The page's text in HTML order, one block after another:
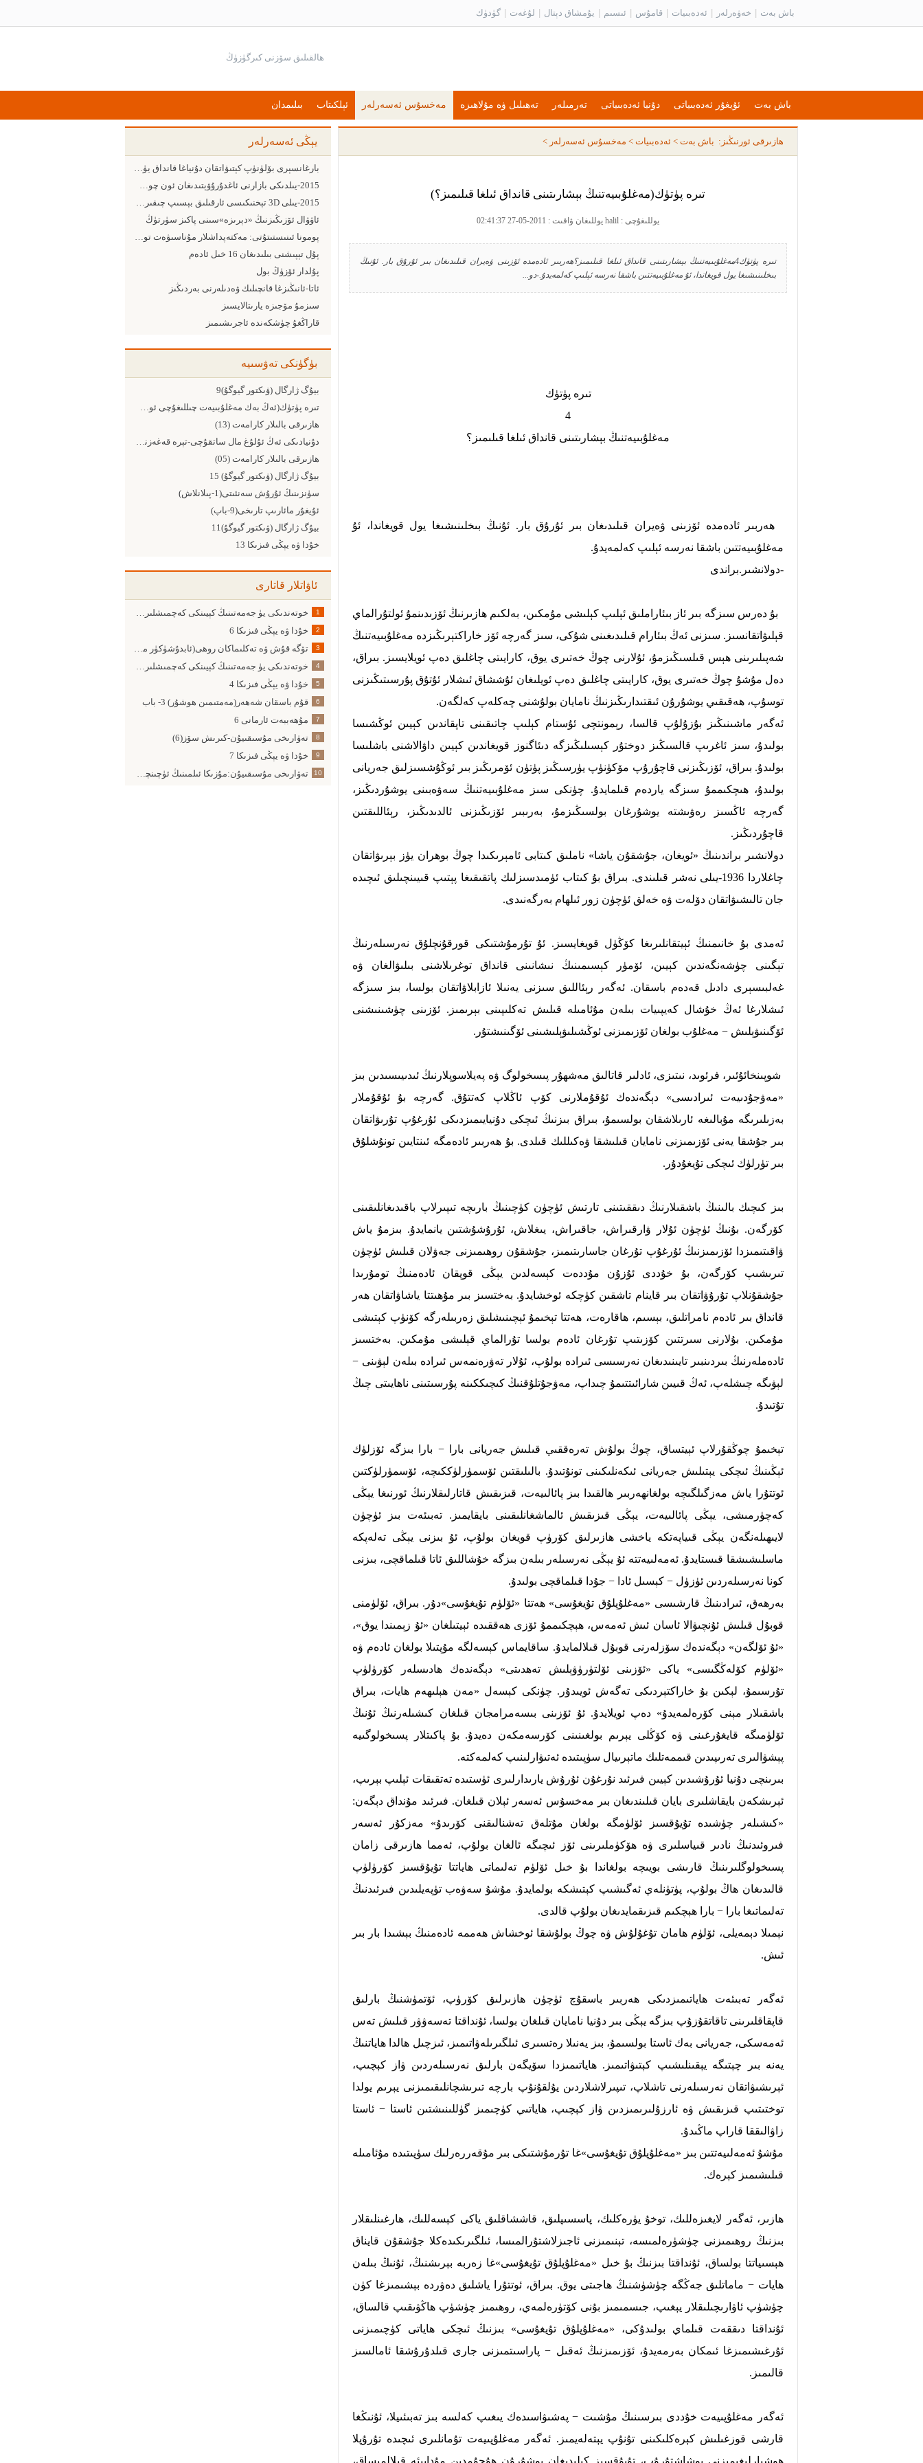
باش بەت خەۋەرلەر ئەدەبىيات قامۇس ئىسىم يۇمشاق دېتال لۇغەت گۈدۈك
باش بەت ئۇيغۇر ئەدەبىياتى دۇنيا ئەدەبىياتى تەرمىلەر تەھىلىل ۋە مۇلاھىزە مەخسۇس ئەسەرلەر ئېلكىتاب بىلىمدان
يېڭى ئەسەرلەر
بارغانسېرى بۆلۈنۈپ كېتىۋاتقان دۇنياغا قانداق يۈزلىنىش كېرەك
2015-يىلدىكى بازارنى ئاغدۇرۇۋېتىدىغان ئون چوڭ ئامىل
2015-يىلى 3D تېخنىكىسى ئارقىلىق بېسىپ چىقىرىش ساھەسىدىكى 5 چوڭ يۈزلىنىش
ئاۋۋال ئۆزىڭىزنىڭ «دېرىزە»سىنى پاكىز سۈرتۈڭ
پومونا ئىنىستىتۇتى: مەكتەپداشلار مۇناسىۋەت تورىدىن پايدىلىنىشقا ئەڭ ماھىر ئىنىست
پۇل تېپىشنى بىلىدىغان 16 خىل ئادەم
پۇلدار ئۆزۈڭ بول
ئاتا-ئانىڭىزغا قانچىلىك ۋەدىلەرنى بەردىڭىز
سىزمۇ مۆجىزە يارىتالايسىز
قاراڭغۇ چۈشكەندە ئاجرىشىمىز
بۈگۈنكى تەۋسىيە
بيۇگ ژارگال (ۋىكتور گيوگۇ)9
تىرە پۈتۈك(ئەڭ بەك مەغلۇبىيەت چىللىغۇچى ئون ئامىلدىن قانداق ساقلىنىمىز
ھازىرقى بالىلار كارامەت (13)
دۇنيادىكى ئەڭ ئۇلۇغ مال ساتقۇچى-تېرە قەغەزنىڭ ئالتىنچىسى
ھازىرقى بالىلار كارامەت (05)
بيۇگ ژارگال (ۋىكتور گيوگۇ) 15
سۈنزىنىڭ ئۇرۇش سەنئىتى(1-پىلانلاش)
ئۇيغۇر مائارىپ تارىخى(9-باپ)
بيۇگ ژارگال (ۋىكتور گيوگۇ)11
خۇدا ۋە يېڭى فىزىكا 13
ئاۋاتلار قاتارى
1 خوتەندىكى يۈ جەمەتىنىڭ كېيىنكى كەچمىشلىرى (11- مۇھەممەت يۈ شۇنچىڭ كېرى
2 خۇدا ۋە يېڭى فىزىكا 6
3 تۆگە قۇش ۋە تەكلىماكان روھى(ئابدۇشۈكۈر مۇھەممەتئىمىن)
4 خوتەندىكى يۈ جەمەتىنىڭ كېيىنكى كەچمىشلىرى (14- يېڭى ھۆكۈمەت)
5 خۇدا ۋە يېڭى فىزىكا 4
6 قۇم باسقان شەھەر(مەمتىمىن ھوشۇر) 3- باب
7 مۇھەببەت ئارمانى 6
8 تەۋارىخى مۇسىقىيۇن-كىرىش سۆز(6)
9 خۇدا ۋە يېڭى فىزىكا 7
10 تەۋارىخى مۇسىقىيۇن:مۇزىكا ئىلمىنىڭ ئۈچىنچى پىرى مەۋلانە شەيخ ئەبۇ نەس
ھازىرقى ئورنىڭىز: باش بەت > ئەدەبىيات > مەخسۇس ئەسەرلەر >
تىرە پۈتۈك(مەغلۇبىيەتنىڭ بېشارىتىنى قانداق ئىلغا قىلىمىز؟)
يوللىغۇچى : halil يوللىغان ۋاقىت : 2011-05-27 02:41:37
تىرە پۈتۈك4مەغلۇبىيەتنىڭ بېشارىتىنى قانداق ئىلغا قىلىمىز؟ھەربىر ئادەمدە ئۆزىنى ۋەيران قىلىدىغان بىر ئۇرۇق بار. ئۇنىڭ
بىخلىنىشىغا يول قويغاندا، ئۇ مەغلۇبىيەتتىن باشقا نەرسە ئېلىپ كەلمەيدۇ.-دو...
تىرە پۈتۈك
4
مەغلۇبىيەتنىڭ بېشارىتىنى قانداق ئىلغا قىلىمىز؟
ھەربىر ئادەمدە ئۆزىنى ۋەيران قىلىدىغان بىر ئۇرۇق بار. ئۇنىڭ بىخلىنىشىغا يول قويغاندا، ئۇ
مەغلۇبىيەتتىن باشقا نەرسە ئېلىپ كەلمەيدۇ.
-دولانشىر.براندى
بۇ دەرس سىزگە بىر ئاز بىئاراملىق ئېلىپ كېلىشى مۇمكىن، بەلكىم ھازىرنىڭ ئۆزىدىنمۇ ئولتۇرالماي
قېلىۋاتقانسىز. سىزنى ئەڭ بىئارام قىلىدىغىنى شۇكى، سىز گەرچە ئۆز خاراكتېرىڭىزدە مەغلۇبىيەتنىڭ
شەپىلىرىنى ھېس قىلسىڭىزمۇ، ئۇلارنى چوڭ خەتىرى يوق، كارايىتى چاغلىق دەپ ئويلايسىز. بىراق،
دەل مۇشۇ چوڭ خەتىرى يوق، كارايىتى چاغلىق دەپ ئويلىغان ئۇششاق ئىشلار ئۇتۇق پۇرسىتىڭىزنى
توسۇپ، ھەقىقىي يوشۇرۇن ئىقتىدارىڭىزنىڭ نامايان بولۇشنى چەكلەپ كەلگەن.
ئەگەر ماشىنىڭىز بۇزۇلۇپ قالسا، رېمونتچى ئۇستام كېلىپ چاتىقىنى تاپقاندىن كېيىن ئوڭشىسا
بولىدۇ، سىز ئاغرىپ قالسىڭىز دوختۇر كېسىلىڭىزگە دىئاگنوز قويغاندىن كېيىن داۋالاشنى باشلىسا
بولىدۇ. بىراق، ئۆزىڭىزنى قاچۇرۇپ مۆكۈنۈپ يۈرسىڭىز پۈتۈن ئۆمرىڭىز بىر ئوڭۇشسىزلىق جەريانى
بولىدۇ، ھىچكىممۇ سىزگە ياردەم قىلمايدۇ. چۈنكى سىز مەغلۇبىيەتنىڭ سەۋەبىنى يوشۇردىڭىز،
گەرچە ئاڭسىز رەۋىشتە يوشۇرغان بولسىڭىزمۇ، بەرىبىر ئۆزىڭىزنى ئالدىدىڭىز، رېئاللىقتىن
قاچۇردىڭىز.
دولانشىر براندىنىڭ «ئويغان، جۇشقۇن ياشا» ناملىق كىتابى ئامېرىكىدا چوڭ بوھران يۈز بېرىۋاتقان
چاغلاردا 1936-يىلى نەشر قىلىندى. بىراق بۇ كىتاب ئۈمىدسىزلىك پاتقىقىغا پېتىپ قىيىنچىلىق ئىچىدە
جان تالىشىۋاتقان دۆلەت ۋە خەلق ئۈچۈن زور ئىلھام بەرگەنىدى.
ئەمدى بۇ خانىمنىڭ ئېيتقانلىرىغا كۆڭۈل قويغايسىز. ئۇ تۇرمۇشتىكى قورقۇنچلۇق نەرسىلەرنىڭ
تېگىنى چۈشەنگەندىن كېيىن، ئۆمۈر كېسىمىنىڭ نىشانىنى قانداق توغرىلاشنى بىلىۋالغان ۋە
غەلبىسېرى دادىل قەدەم باسقان. ئەگەر رېئاللىق سىزنى يەنىلا ئازابلاۋاتقان بولسا، بىز سىزگە
ئىشلارغا ئەڭ خۇشال كەيپىيات بىلەن مۇئامىلە قىلىش تەكلىپىنى بېرىمىز. ئۆزىنى چۈشىنىشنى
ئۆگىنىۋېلىش − مەغلۇب بولغان ئۆزىمىزنى ئوڭشىلىۋېلىشىنى ئۆگىنىشتۇر.
شوپىنخائۇئىر، فرئوىد، نىتىزى، ئادلىر قاتالىق مەشھۇر پىسخولوگ ۋە پەيلاسوپلارنىڭ ئىدىيىسىدىن بىز
«مەۋجۇدىيەت ئىرادىسى» دېگەندەك ئۇقۇملارنى كۆپ ئاڭلاپ كەتتۇق. گەرچە بۇ ئۇقۇملار
بەزىلىرىگە مۇبالىغە ئارىلاشقان بولسىمۇ، بىراق بىزنىڭ ئىچكى دۇنيايىمىزدىكى ئۇرغۇپ تۇرىۋاتقان
بىر جۇشقا يەنى ئۆزىمىزنى نامايان قىلىشقا ۋەكىللىك قىلدى. بۇ ھەربىر ئادەمگە ئىنتايىن تونۇشلۇق
بىر تۈرلۈك ئىچكى تۇيغۇدۇر.
بىز كىچىك بالىنىڭ باشقىلارنىڭ دىققىتىنى تارتىش ئۈچۈن كۈچىنىڭ بارىچە تىپىرلاپ باقىدىغانلىقىنى
كۆرگەن. بۇنىڭ ئۈچۈن ئۇلار ۋارقىراش، جاقىراش، يىغلاش، ئۇرۇشۇشتىن يانمايدۇ. بىزمۇ ياش
ۋاقىتىمىزدا ئۆزىمىزنىڭ ئۇرغۇپ تۇرغان جاسارىتىمىز، جۇشقۇن روھىمىزنى جەۋلان قىلىش ئۈچۈن
تىرىشىپ كۆرگەن، بۇ خۇددى ئۇزۇن مۇددەت كېسەلدىن يېڭى قوپقان ئادەمنىڭ تومۇرىدا
جۇشقۇنلاپ تۇرۇۋاتقان بىر قاينام تاشقىن كۈچكە ئوخشايدۇ. بەختسىز بىر مۇھىتتا ياشاۋاتقان ھەر
قانداق بىر ئادەم نامراتلىق، بېسىم، ھاقارەت، ھەتتا تېخىمۇ ئېچىنىشلىق زەربىلەرگە كۆنۈپ كېتىشى
مۇمكىن. بۇلارنى سىرتتىن كۆزىتىپ تۇرغان ئادەم بولسا تۇرالماي قېلىشى مۇمكىن. بەختسىز
ئادەملەرنىڭ بىردىنبىر تايىنىدىغان نەرسىسى ئىرادە بولۇپ، ئۇلار تەۋرەنمەس ئىرادە بىلەن لېۋىنى −
لېۋىگە چىشلەپ، ئەڭ قىيىن شارائىتتىمۇ چىداپ، مەۋجۇتلۇقنىڭ كىچىككىنە پۇرسىتىنى ناھايىتى چىڭ
تۇتىدۇ.
تېخىمۇ چوڭقۇرلاپ ئېيتساق، چوڭ بولۇش تەرەققىي قىلىش جەريانى بارا − بارا بىزگە ئۆزلۈك
ئېڭىنىڭ ئىچكى يېتىلىش جەريانى ئىكەنلىكىنى تونۇتىدۇ. بالىلىقتىن ئۆسمۈرلۈككىچە، ئۆسمۈرلۈكتىن
ئوتتۇرا ياش مەزگىلگىچە بولغانھەربىر ھالقىدا بىز پائالىيەت، قىزىقىش قاتارلىقلارنىڭ ئورنىغا يېڭى
كەچۈرمىشى، يېڭى پائالىيەت، يېڭى قىزىقىش ئالماشغانلىقىنى بايقايمىز. تەبىئەت بىز ئۈچۈن
لايىھىلەنگەن يېڭى قىياپەتكە ياخشى ھازىرلىق كۆرۈپ قويغان بولۇپ، ئۇ بىزنى يېڭى تەلەپكە
ماسلىشىشقا قىستايدۇ. ئەمەلىيەتتە ئۇ يېڭى نەرسىلەر بىلەن بىزگە خۇشاللىق ئاتا قىلماقچى، بىزنى
كونا نەرسىلەردىن ئۈزۈل − كېسىل ئادا − جۇدا قىلماقچى بولىدۇ.
بەرھەق، ئىرادىنىڭ قارشىسى «مەغلۇپلۇق تۇيغۇسى» ھەتتا «ئۆلۈم تۇيغۇسى»دۇر. بىراق، ئۆلۈمنى
قوبۇل قىلىش ئۇنچىۋالا ئاسان ئىش ئەمەس، ھېچكىممۇ ئۆزى ھەققىدە ئېيتىلغان «ئۇ زېمىندا يوق»،
«ئۇ ئۆلگەن» دېگەندەك سۆزلەرنى قوبۇل قىلالمايدۇ. ساقايماس كېسەلگە مۇپتىلا بولغان ئادەم ۋە
«ئۆلۈم كۆلەڭگىسى» ياكى «ئۆزىنى ئۆلتۈرۈۋېلىش تەھدىتى» دېگەندەك ھادىسلەر كۆرۈلۈپ
تۇرسىمۇ، لېكىن بۇ خاراكتېردىكى تەگەش ئويىدۇر. چۈنكى كېسەل «مەن ھېلىھەم ھايات، بىراق
باشقىلار مېنى كۆرەلمەيدۇ» دەپ ئويلايدۇ. ئۇ ئۆزىنى بىسەمرامجان قىلغان كىشىلەرنىڭ ئۇنىڭ
ئۆلۈمىگە قايغۇرغىنى ۋە كۆڭلى يېرىم بولغىنىنى كۆرسەمكەن دەيدۇ. بۇ پاكىتلار پسىخولوگىيە
پېشۋالىرى تەرىپىدىن قىممەتلىك ماتېرىيال سۈپىتىدە ئەتىۋارلىنىپ كەلمەكتە.
بىرىنچى دۇنيا ئۇرۇشىدىن كېيىن فىرئىد نۇرغۇن ئۇرۇش يارىدارلىرى ئۈستىدە تەتقىقات ئېلىپ بېرىپ،
ئېرىشكەن بايقاشلىرى بايان قىلىندىغان بىر مەخسۇس ئەسەر ئېلان قىلغان. فىرئىد مۇنداق دېگەن:
«كىشىلەر چۈشىدە تۇيۇقسىز ئۆلۈمگە بولغان مۇتلەق تەشنالىقنى كۆرىدۇ» مەزكۇر ئەسەر
فىروئىدنىڭ نادىر قىياسلىرى ۋە ھۆكۈملىرىنى ئۆز ئىچىگە ئالغان بولۇپ، ئەمما ھازىرقى زامان
پسىخولوگلىرىنىڭ قارىشى بويىچە بولغاندا بۇ خىل ئۆلۈم تەلىماتى ھاياتتا تۇيۇقسىز كۆرۈلۈپ
قالىدىغان ھاڭ بولۇپ، پۈتۈنلەي ئەگىشىپ كېتىشكە بولمايدۇ. مۇشۇ سەۋەب تۈپەيلىدىن فىرئىدنىڭ
تەلىماتىغا بارا − بارا ھېچكىم قىزىقمايدىغان بولۇپ قالدى.
نېمىلا دېمەيلى، ئۆلۈم ھامان تۇغۇلۇش ۋە چوڭ بولۇشقا ئوخشاش ھەممە ئادەمنىڭ بېشىدا بار بىر
ئىش.
ئەگەر تەبىئەت ھاياتىمىزدىكى ھەربىر باسقۇچ ئۈچۈن ھازىرلىق كۆرۈپ، ئۆتمۈشنىڭ بارلىق
قاپقاقلىرىنى تاقاتقۇزۇپ بىزگە يېڭى بىر دۇنيا نامايان قىلغان بولسا، ئۇنداقتا تەسەۋۋر قىلىش تەس
ئەمەسكى، جەريانى بەك ئاستا بولسىمۇ، بىز يەنىلا رەتسىرى ئىلگىرىلەۋاتىمىز، ئىزچىل ھالدا ھاياتنىڭ
يەنە بىر چېتىگە يېقىنلىشىپ كېتىۋاتىمىز. ھاياتىمىزدا سۆيگەن بارلىق نەرسىلەردىن ۋاز كېچىپ،
ئېرىشىۋاتقان نەرسىلەرنى تاشلاپ، تىپىرلاشلاردىن يۇلقۇنۇپ بارچە تىرىشچانلىقىمىزنى يېرىم يولدا
توختىتىپ قىزىقىش ۋە ئارزۇلىرىمىزدىن ۋاز كېچىپ، ھاياتىي كۈچىمىز گۈللىنىشتىن ئاستا − ئاستا
زاۋالىققا قاراپ ماڭىدۇ.
مۇشۇ ئەمەلىيەتتىن بىز «مەغلۇپلۇق تۇيغۇسى»غا تۇرمۇشتىكى بىر مۇقەررەرلىك سۈپىتىدە مۇئامىلە
قىلىشىمىز كېرەك.
ھازىر، ئەگەر لايغىزەللىك، توخۇ يۈرەكلىك، پاسسىپلىق، قاششاقلىق ياكى كېسەللىك، ھارغىنلىقلار
بىزنىڭ روھىمىزنى چۈشۈرەلمىسە، تېنىمىزنى ئاجىزلاشتۇرالمىسا، ئىلگىرىكىدەكلا جۇشقۇن قايناق
ھېسىياتتا بولساق، ئۇنداقتا بىزنىڭ بۇ خىل «مەغلۇپلۇق تۇيغۇسى»غا زەربە بېرىشنىڭ، ئۇنىڭ بىلەن
ھايات − ماماتلىق جەڭگە چۈشۈشنىڭ ھاجىتى يوق. بىراق، ئوتتۇرا ياشلىق دەۋردە بېشىمىزغا كۈن
چۈشۈپ ئاۋارىچىلىقلار يېغىپ، جىسمىمىز بۇنى كۆتۈرەلمەي، روھىمىز چۈشۈپ ھاڭۋىقىپ قالساق،
ئۇنداقتا دىققەت قىلماي بولىدۇكى، «مەغلۇپلۇق تۇيغۇسى» بىزنىڭ ئىچكى ھاياتى كۈچىمىزنى
ئۇرغىشىمىزغا ئىمكان بەرمەيدۇ، ئۆزىمىزنىڭ ئەقىل − پاراسىتمىزنى جارى قىلدۇرۇشقا ئامالسىز
قالىمىز.
ئەگەر مەغلۇپىيەت خۇددى بىرسىنىڭ مۇشىت − پەشىۋاسىدەك يىغىپ كەلسە بىز تەبىئىيلا، ئۇنىڭغا
قارشى قوزغىلىش كېرەكلىكىنى تۇنۇپ يېتەلەيمىز. ئەگەر مەغلۇپىيەت تۇمانلىرى ئىچىدە تۇرۇپلا
ھوشيارلىغىمىزنى بوشاشتۇرۇپ، تۇيۇقسىز كېلىدىغان يوشۇرۇن ھۇجۇمدىن مۇداپىئە قىلالمىساق،